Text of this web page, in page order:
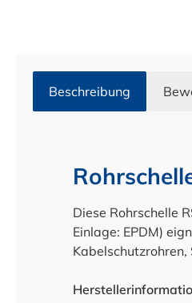
Beschreibung
Diese Rohrschelle
Einlage: EPDM)